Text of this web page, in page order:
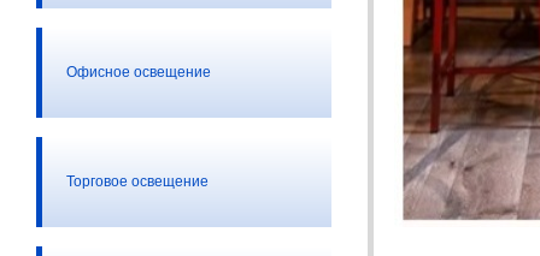
Офисное освещение
Торговое освещение